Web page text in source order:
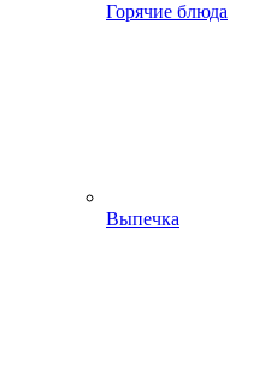
Горячие блюда
Выпечка